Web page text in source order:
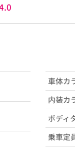
車体カ
内装カ
ボディ
乗車定